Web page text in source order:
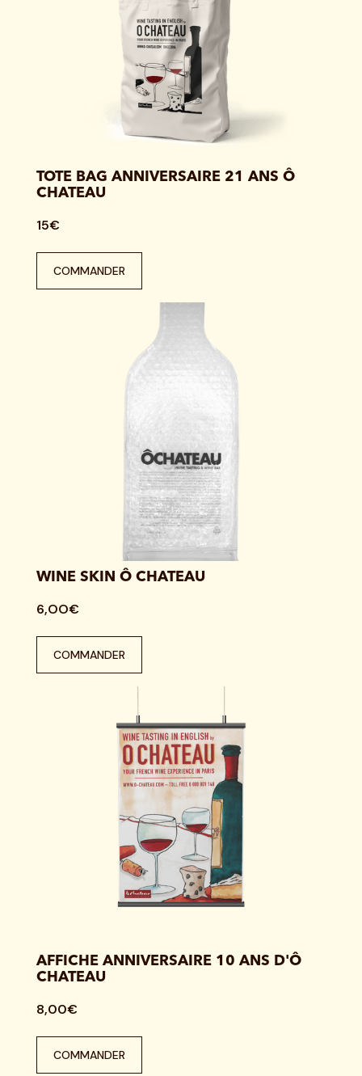
TOTE BAG ANNIVERSAIRE 21 ANS Ô
CHATEAU
15€
COMMANDER
WINE SKIN Ô CHATEAU
6,OO€
COMMANDER
AFFICHE ANNIVERSAIRE 10 ANS D'Ô
CHATEAU
8,00€
COMMANDER